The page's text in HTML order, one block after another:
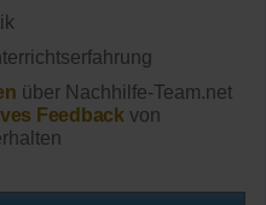
über Nachhilfe-Team.net
Feedback von